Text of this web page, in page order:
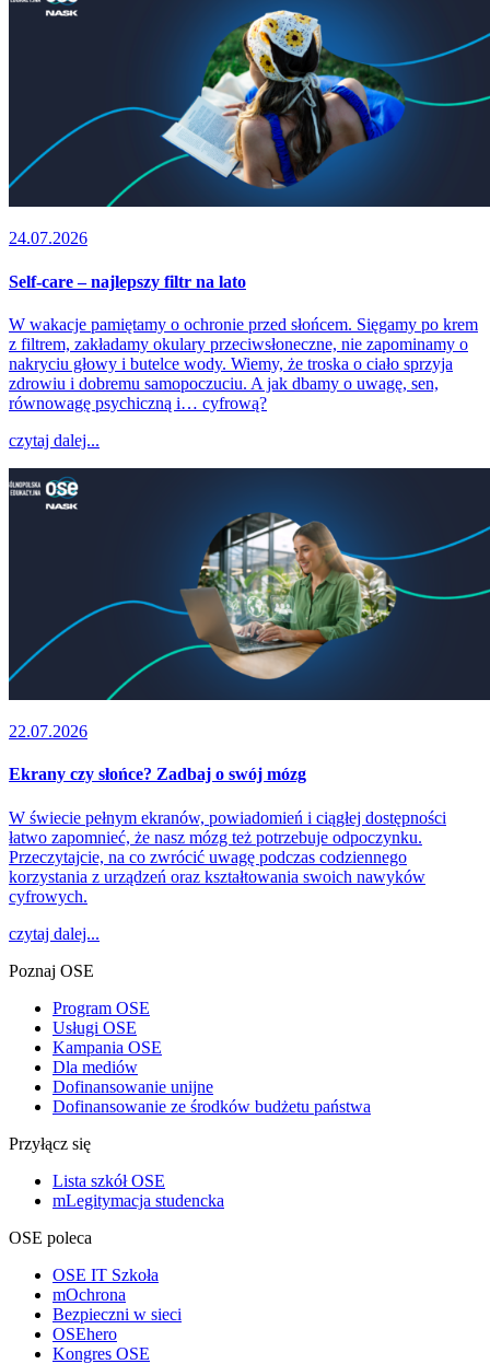
24.07.2026
Self-care – najlepszy filtr na lato
W wakacje pamiętamy o ochronie przed słońcem. Sięgamy po krem
z filtrem, zakładamy okulary przeciwsłoneczne, nie zapominamy o
nakryciu głowy i butelce wody. Wiemy, że troska o ciało sprzyja
zdrowiu i dobremu samopoczuciu. A jak dbamy o uwagę, sen,
równowagę psychiczną i… cyfrową?
czytaj dalej...
22.07.2026
Ekrany czy słońce? Zadbaj o swój mózg
W świecie pełnym ekranów, powiadomień i ciągłej dostępności
łatwo zapomnieć, że nasz mózg też potrzebuje odpoczynku.
Przeczytajcie, na co zwrócić uwagę podczas codziennego
korzystania z urządzeń oraz kształtowania swoich nawyków
cyfrowych.
czytaj dalej...
Poznaj OSE
Program OSE
Usługi OSE
Kampania OSE
Dla mediów
Dofinansowanie unijne
Dofinansowanie ze środków budżetu państwa
Przyłącz się
Lista szkół OSE
mLegitymacja studencka
OSE poleca
OSE IT Szkoła
mOchrona
Bezpieczni w sieci
OSEhero
Kongres OSE